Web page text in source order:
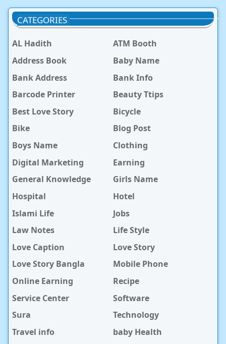
CATEGORIES
AL Hadith
ATM Booth
Address Book
Baby Name
Bank Address
Bank Info
Barcode Printer
Beauty Ttips
Best Love Story
Bicycle
Bike
Blog Post
Boys Name
Clothing
Digital Marketing
Earning
General Knowledge
Girls Name
Hospital
Hotel
Islami Life
Jobs
Law Notes
Life Style
Love Caption
Love Story
Love Story Bangla
Mobile Phone
Online Earning
Recipe
Service Center
Software
Sura
Technology
Travel info
baby Health